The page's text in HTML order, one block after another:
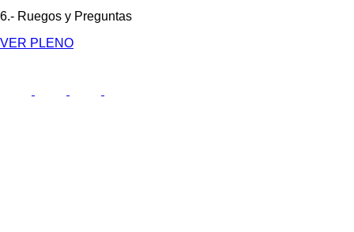
6.- Ruegos y Preguntas
VER PLENO